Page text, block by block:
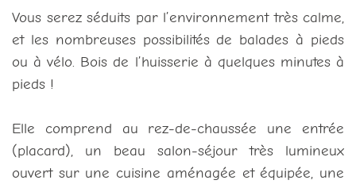
Vous serez séduits par l’environnement très calme,
et les nombreuses possibilités de balades à pieds
ou à vélo. Bois de l’huisserie à quelques minutes à
pieds !
Elle comprend au rez-de-chaussée une entrée
(placard), un beau salon-séjour très lumineux
ouvert sur une cuisine aménagée et équipée, une